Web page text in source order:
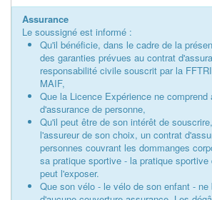
Assurance
Le soussigné est informé :
Qu'il bénéficie, dans le cadre de la
des garanties prévues au contrat
responsabilité civile souscrit par la
MAIF,
Que la Licence Expérience ne comprend
d'assurance de personne,
Qu'il peut être de son intérêt de
l'assureur de son choix, un contrat
personnes couvrant les dommanges
sa pratique sportive - la pratique
peut l'exposer.
Que son vélo - le vélo de son enfant - ne